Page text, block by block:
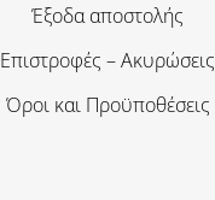
Έξοδα αποστολής
Επιστροφές – Ακυρώσεις
Όροι και Προϋποθέσεις